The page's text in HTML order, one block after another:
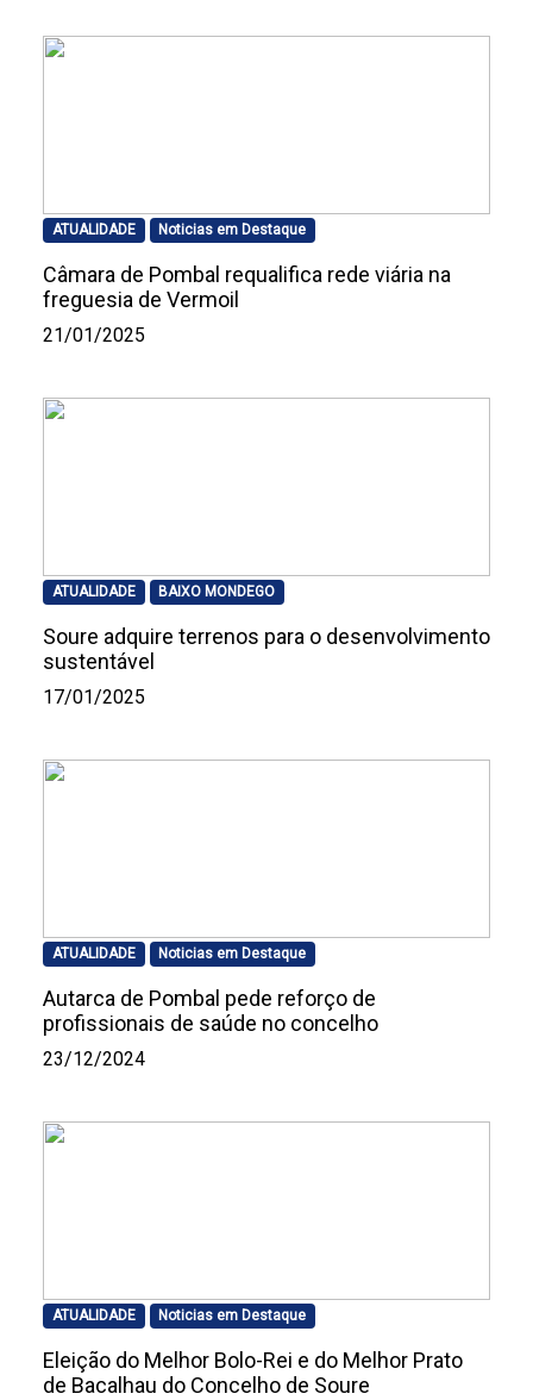
ATUALIDADE Noticias em Destaque
Câmara de Pombal requalifica rede viária na
freguesia de Vermoil
21/01/2025
ATUALIDADE BAIXO MONDEGO
Soure adquire terrenos para o desenvolvimento
sustentável
17/01/2025
ATUALIDADE Noticias em Destaque
Autarca de Pombal pede reforço de
profissionais de saúde no concelho
23/12/2024
ATUALIDADE Noticias em Destaque
Eleição do Melhor Bolo-Rei e do Melhor Prato
de Bacalhau do Concelho de Soure